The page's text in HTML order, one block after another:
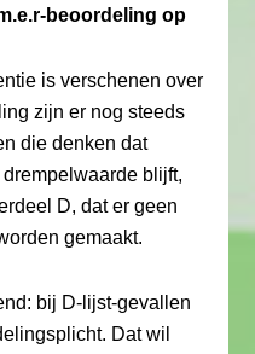
beoordeling op
is verschenen over
zijn er nog steeds
die denken dat
blijft,
D, dat er geen
gemaakt.
bij D-lijst-gevallen
Dat wil